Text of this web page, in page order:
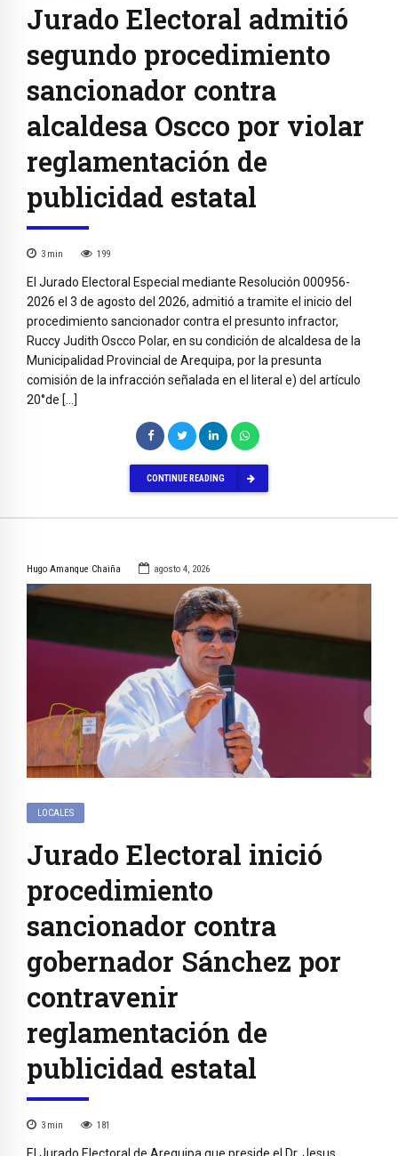
Jurado Electoral admitió
segundo procedimiento
sancionador contra
alcaldesa Oscco por violar
reglamentación de
publicidad estatal
3 min 199
El Jurado Electoral Especial mediante Resolución 000956-
2026 el 3 de agosto del 2026, admitió a tramite el inicio del
procedimiento sancionador contra el presunto infractor,
Ruccy Judith Oscco Polar, en su condición de alcaldesa de la
Municipalidad Provincial de Arequipa, por la presunta
comisión de la infracción señalada en el literal e) del artículo
20°de […]
CONTINUE READING
Hugo Amanque Chaiña agosto 4, 2026
LOCALES
Jurado Electoral inició
procedimiento
sancionador contra
gobernador Sánchez por
contravenir
reglamentación de
publicidad estatal
3 min 181